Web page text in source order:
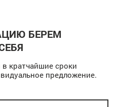
БЕРЕМ
кратчайшие сроки
предложение.